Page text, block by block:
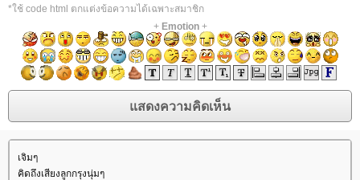
*ใช้ code html ตกแต่งข้อความได้เฉพาะสมาชิก
+ Emotion+
เจิมๆ
คิดถึงเสียงลูกกรุงนุ่มๆ